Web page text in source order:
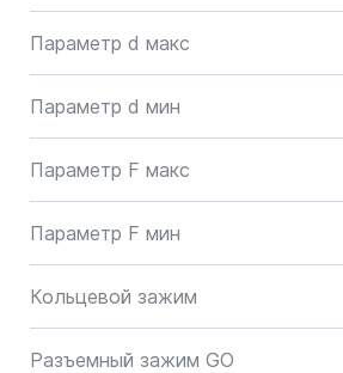
Параметр d макс
Параметр d мин
Параметр F макс
Параметр F мин
Кольцевой зажим
Разъемный зажим GO